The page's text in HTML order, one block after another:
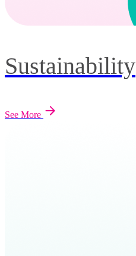
Sustainability
See More